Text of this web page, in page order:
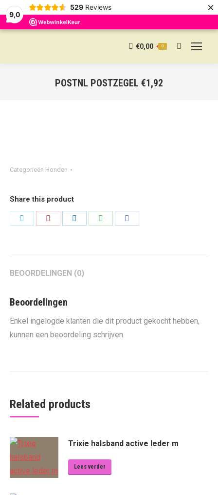
9,0
529 Reviews ×
€0,00 0 Search:
POSTNL POSTZEGEL €1,92
Categorieën Honden
Share this product
BEOORDELINGEN (0)
Beoordelingen
Enkel ingelogde klanten die dit product gekocht hebben,
kunnen een beoordeling schrijven.
Related products
Trixie halsband active leder m
Lees verder